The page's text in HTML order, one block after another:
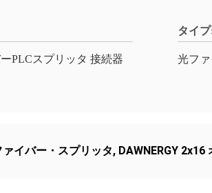
PLCスプリッタ 接続器
タイ
光フ
ァイバー・スプリッタ, DAWNERGY 2x16